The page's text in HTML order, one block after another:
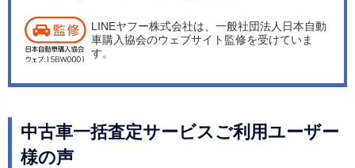
LINEヤフー株式会社は、一般社団法人日本自動
車購入協会のウェブサイト監修を受けていま
す。
中古車一括査定サービスご利用ユーザー
様の声